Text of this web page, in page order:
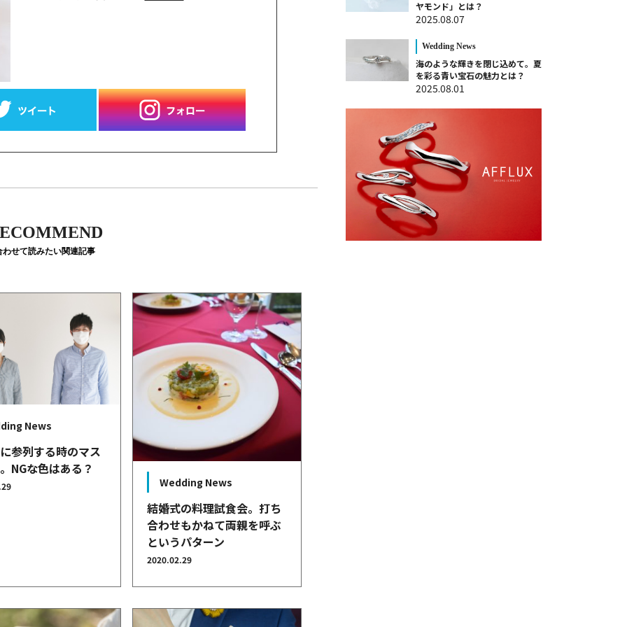
わせて読みたい関連記事
News
参列する時のマス
NGな色はある？
Wedding News
結婚式の料理試食会。打ち
合わせもかねて両親を呼ぶ
というパターン
2020.02.29
ヤモンド」とは？
2025.08.07
Wedding News
海のような輝きを閉じ込めて。夏
を彩る青い宝石の魅力とは？
2025.08.01